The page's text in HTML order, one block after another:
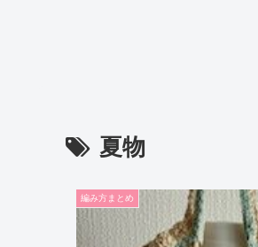
夏物
編み方まとめ